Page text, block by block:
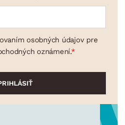
osobných údajov pre
oznámení.